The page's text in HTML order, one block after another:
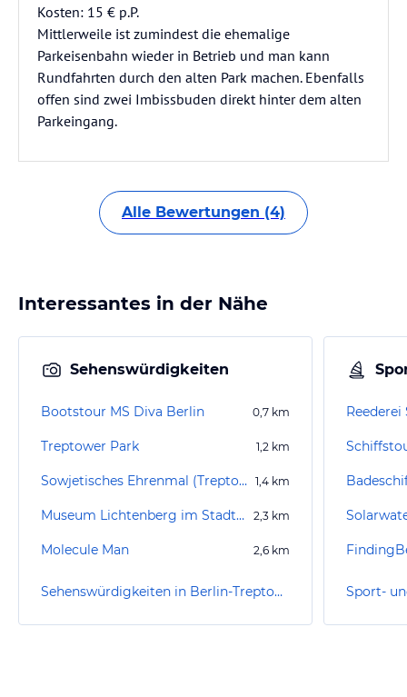
Kosten: 15 € p.P.
Mittlerweile ist zumindest die ehemalige
Parkeisenbahn wieder in Betrieb und man kann
Rundfahrten durch den alten Park machen. Ebenfalls
offen sind zwei Imbissbuden direkt hinter dem alten
Parkeingang.
Alle Bewertungen (4)
Interessantes in der Nähe
Sehenswürdigkeiten
Bootstour MS Diva Berlin 0,7 km
Treptower Park 1,2 km
Sowjetisches Ehrenmal (Treptow) 1,4 km
Museum Lichtenberg im Stadthaus 2,3 km
Molecule Man 2,6 km
Sehenswürdigkeiten in Berlin-Treptow-Köpenick